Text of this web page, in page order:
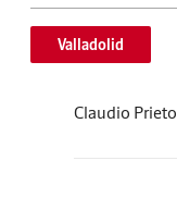
Valladolid
Claudio Prieto